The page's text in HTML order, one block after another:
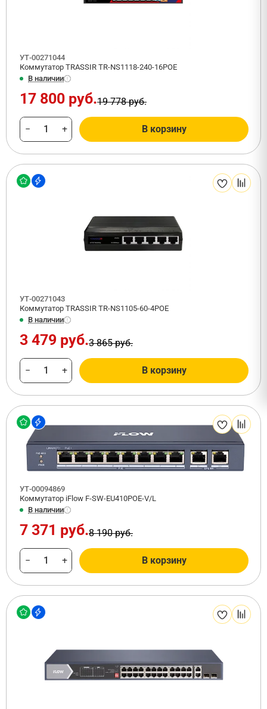
УТ-00271044
Коммутатор TRASSIR TR-NS1118-240-16POE
В наличии
17 800 руб.19 778 руб.
− + В корзину
УТ-00271043
Коммутатор TRASSIR TR-NS1105-60-4POE
В наличии
3 479 руб.3 865 руб.
− + В корзину
УТ-00094869
Коммутатор iFlow F-SW-EU410POE-V/L
В наличии
7 371 руб.8 190 руб.
− + В корзину